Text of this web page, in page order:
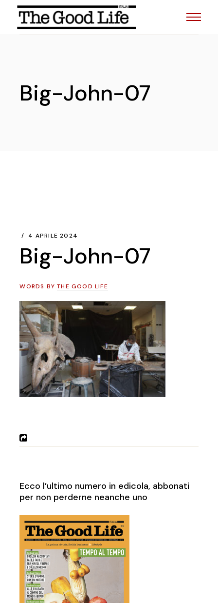
Big-John-07
4 APRILE 2024
Big-John-07
WORDS BYTHE GOOD LIFE
Ecco l’ultimo numero in edicola, abbonati
per non perderne neanche uno